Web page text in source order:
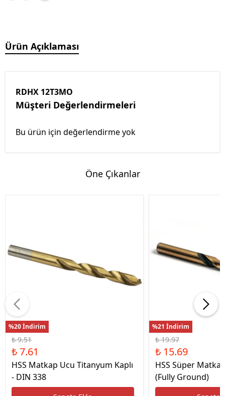
Ürün Açıklaması
RDHX 12T3MO
Müşteri Değerlendirmeleri
Bu ürün için değerlendirme yok
Öne Çıkanlar
%20 İndirim
₺ 9.51
₺ 7.61
HSS Matkap Ucu Titanyum Kaplı
- DIN 338
%21 İndirim
₺ 19.97
₺ 15.69
HSS Süper
(Fully Ground)